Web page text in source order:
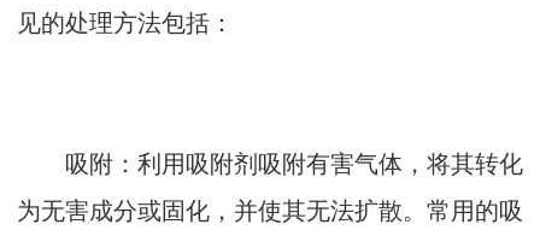
见的处理方法包括：
吸附：利用吸附剂吸附有害气体，将其转化
为无害成分或固化，并使其无法扩散。常用的吸